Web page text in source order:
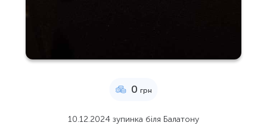
0 грн
10.12.2024 зупинка біля Балатону